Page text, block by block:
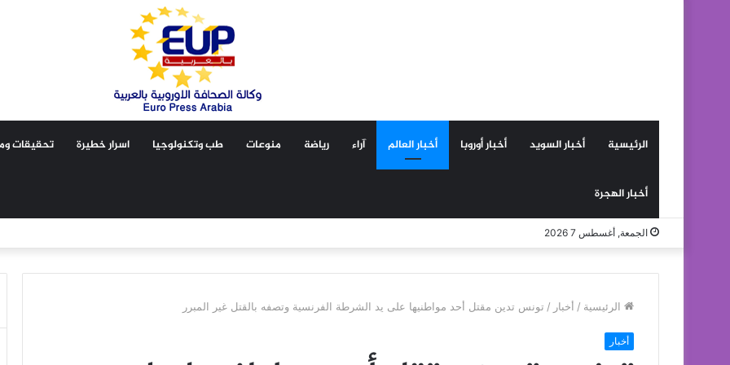
الرئيسية أخبار السويد أخبار أوروبا أخبار العالم آراء رياضة منوعات طب وتكنولوجيا اسرار خطيرة تحقيقات
أخبار الهجرة
الجمعة, أغسطس 7 2026
الرئيسية / أخبار / تونس تدين مقتل أحد مواطنيها على يد الشرطة الفرنسية وتصفه بالقتل غير المبرر
أخبار